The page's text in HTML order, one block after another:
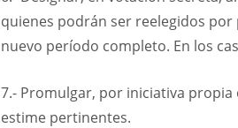
quienes podrán ser reelegidos
nuevo período completo. En los
7.- Promulgar, por iniciativa
estime pertinentes.